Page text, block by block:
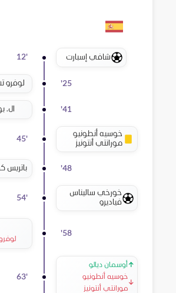
شافي إسبارت 12'
25
' لوفرو
41
' ال.
خوسيه أنطونيو
مورانتي أنتونيز
45'
48
' باتريس
خورخي ساليناس
فياديرو
54'
58
'
↑ أوسمان ديالو
↓
خوسيه أنطونيو
مورانتي أنتونيز
63'